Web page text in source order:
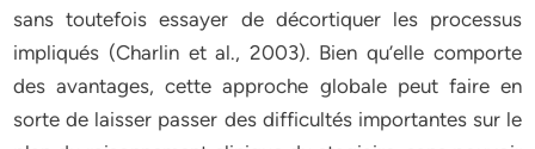
sans toutefois essayer de décortiquer les processus
impliqués (Charlin et al., 2003). Bien qu’elle comporte
des avantages, cette approche globale peut faire en
sorte de laisser passer des difficultés importantes sur le